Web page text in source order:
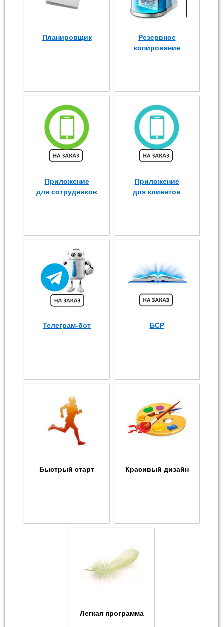
Планировщик
Резервное
копирование
Приложение
для сотрудников
Приложение
для клиентов
Телеграм-бот БСР
Быстрый старт Красивый дизайн
Легкая программа